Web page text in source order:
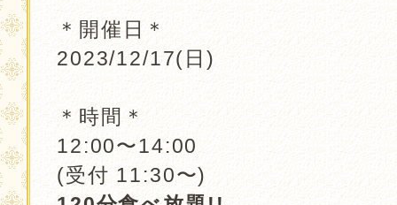
＊開催日＊
2023/12/17(日)
＊時間＊
12:00〜14:00
(受付 11:30〜)